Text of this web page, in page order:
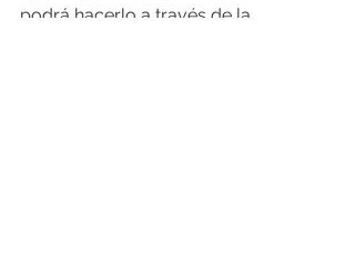
podrá hacerlo a través de la